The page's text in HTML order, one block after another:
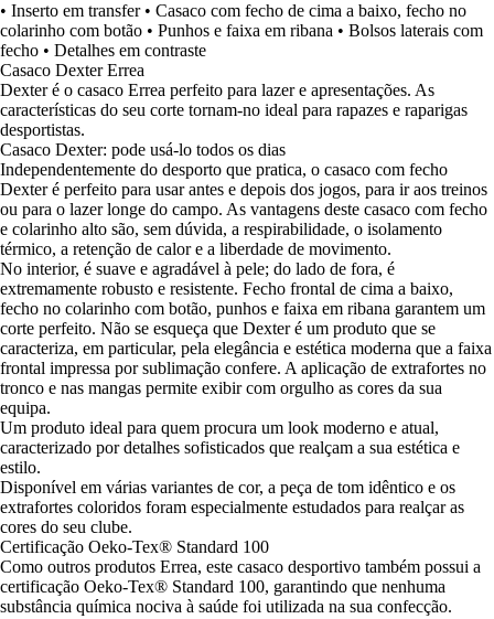
• Inserto em transfer • Casaco com fecho de cima a baixo, fecho no
colarinho com botão • Punhos e faixa em ribana • Bolsos laterais com
fecho • Detalhes em contraste
Casaco Dexter Errea
Dexter é o casaco Errea perfeito para lazer e apresentações. As
características do seu corte tornam-no ideal para rapazes e raparigas
desportistas.
Casaco Dexter: pode usá-lo todos os dias
Independentemente do desporto que pratica, o casaco com fecho
Dexter é perfeito para usar antes e depois dos jogos, para ir aos treinos
ou para o lazer longe do campo. As vantagens deste casaco com fecho
e colarinho alto são, sem dúvida, a respirabilidade, o isolamento
térmico, a retenção de calor e a liberdade de movimento.
No interior, é suave e agradável à pele; do lado de fora, é
extremamente robusto e resistente. Fecho frontal de cima a baixo,
fecho no colarinho com botão, punhos e faixa em ribana garantem um
corte perfeito. Não se esqueça que Dexter é um produto que se
caracteriza, em particular, pela elegância e estética moderna que a faixa
frontal impressa por sublimação confere. A aplicação de extrafortes no
tronco e nas mangas permite exibir com orgulho as cores da sua
equipa.
Um produto ideal para quem procura um look moderno e atual,
caracterizado por detalhes sofisticados que realçam a sua estética e
estilo.
Disponível em várias variantes de cor, a peça de tom idêntico e os
extrafortes coloridos foram especialmente estudados para realçar as
cores do seu clube.
Certificação Oeko-Tex® Standard 100
Como outros produtos Errea, este casaco desportivo também possui a
certificação Oeko-Tex® Standard 100, garantindo que nenhuma
substância química nociva à saúde foi utilizada na sua confecção.